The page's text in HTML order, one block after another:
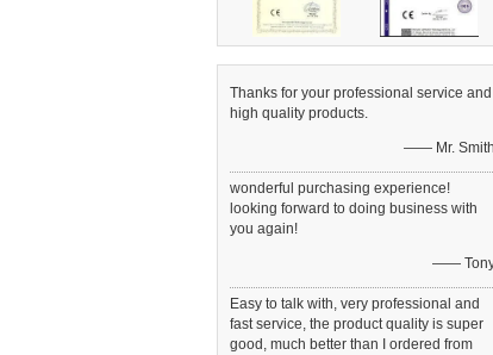
Thanks for your professional service and
high quality products.
—— Mr. Smith
wonderful purchasing experience!
looking forward to doing business with
you again!
——
Easy to talk with, very professional and
fast service, the product quality is super
good, much better than I ordered from